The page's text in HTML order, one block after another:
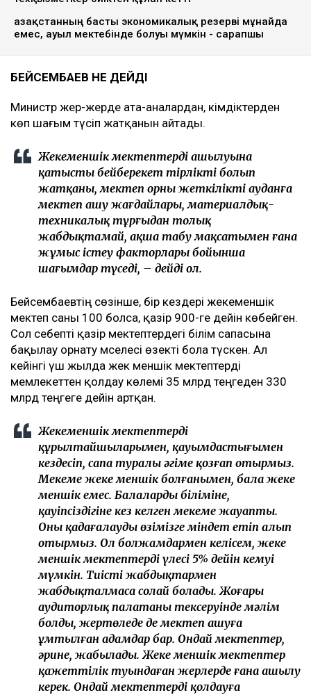
Қазақстанның басты экономикалық резерві мұнайда
емес, ауыл мектебінде болуы мүмкін - сарапшы
БЕЙСЕМБАЕВ НЕ ДЕЙДІ
Министр жер-жерде ата-аналардан, әкімдіктерден
көп шағым түсіп жатқанын айтады.
Жекеменшік мектептердің ашылуына
қатысты бейберекет тірліктің болып
жатқаны, мектеп орны жеткілікті ауданға
мектеп ашу жағдайлары, материалдық-
техникалық тұрғыдан толық
жабдықтамай, ақша табу мақсатымен ғана
жұмыс істеу факторлары бойынша
шағымдар түседі, – дейді ол.
Бейсембаевтің сөзінше, бір кездері жекеменшік
мектеп саны 100 болса, қазір 900-ге дейін көбейген.
Сол себепті қазір мектептердегі білім сапасына
бақылау орнату мәселесі өзекті бола түскен. Ал
кейінгі үш жылда жек меншік мектептерді
мемлекеттен қолдау көлемі 35 млрд теңгеден 330
млрд теңгеге дейін артқан.
Жекеменшік мектептердің
құрылтайшыларымен, қауымдастығымен
кездесіп, сапа туралы әңгіме қозғап отырмыз.
Мекеме жеке меншік болғанымен, бала жеке
меншік емес. Балалардың біліміне,
қауіпсіздігіне кез келген мекеме жауапты.
Оны қадағалауды өзімізге міндет етіп алып
отырмыз. Ол болжамдармен келісем, жеке
меншік мектептердің үлесі 5% дейін кемуі
мүмкін. Тиісті жабдықтармен
жабдықталмаса солай болады. Жоғары
аудиторлық палатаның тексеруінде мәлім
болды, жертөледе де мектеп ашуға
ұмтылған адамдар бар. Ондай мектептер,
әрине, жабылады. Жеке меншік мектептер
қажеттілік туындаған жерлерде ғана ашылу
керек. Ондай мектептерді қолдауға